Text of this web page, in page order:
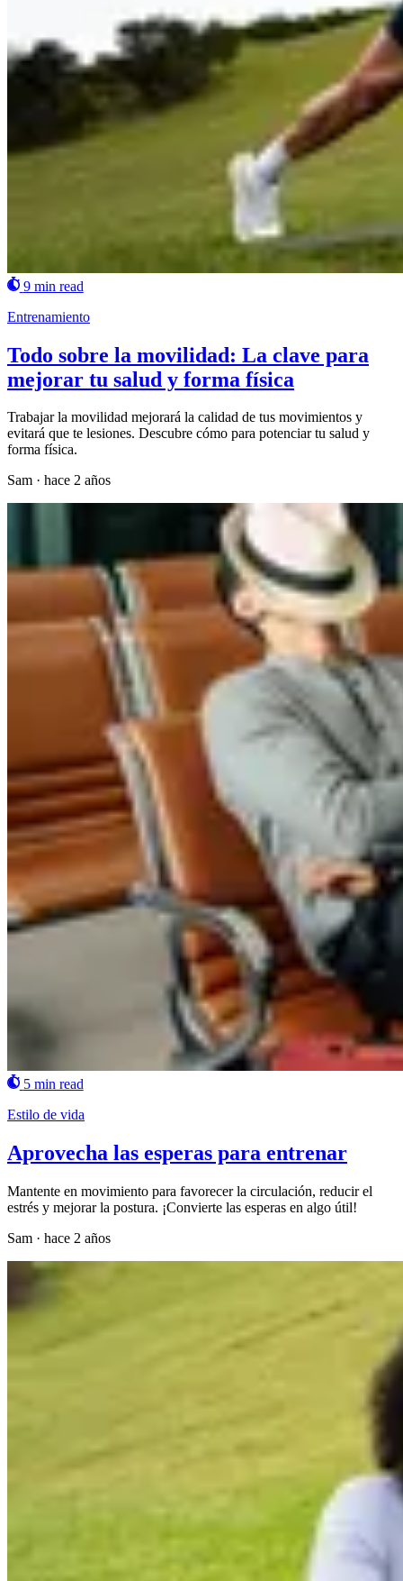
9 min read
Entrenamiento
Todo sobre la movilidad: La clave para
mejorar tu salud y forma física
Trabajar la movilidad mejorará la calidad de tus movimientos y
evitará que te lesiones. Descubre cómo para potenciar tu salud y
forma física.
Sam · hace 2 años
5 min read
Estilo de vida
Aprovecha las esperas para entrenar
Mantente en movimiento para favorecer la circulación, reducir el
estrés y mejorar la postura. ¡Convierte las esperas en algo útil!
Sam · hace 2 años